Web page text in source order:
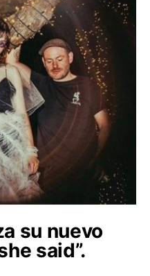
su nuevo
said”.